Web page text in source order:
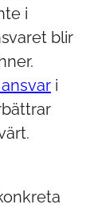
i
blir
i